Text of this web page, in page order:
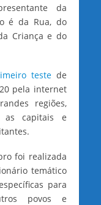
da
é da Rua, do
Criança e do
testede
pela internet
regiões,
as capitais e
foi realizada
temático
para
povos e